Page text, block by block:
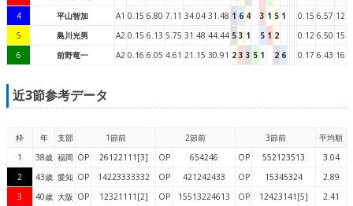
4
平山智加 A1 0.15 6.80 7.11 34.04 31.48 1 6 4 3 1 5 1 0.15 6.57 12
5
島川光男 A2 0.15 6.13 5.75 31.48 44.44 5 3 1 5 1 2 0.12 6.50 15
6
前野竜一 A2 0.16 6.05 4.61 21.15 30.91 2 3 3 5 1 2 6 0.17 6.43 16
近3節参考データ
枠 年 支部 1節前 2節前 3節前
平均順
1
38歳 福岡 OP 26122111[3] OP 654246 OP 552123513
3.04
2
43歳 愛知 OP 14223333332 OP 421242433 OP 15345324
2.89
3
40歳 大阪 OP 12321111[2] OP 15513224613 OP 12423141[5]
2.41